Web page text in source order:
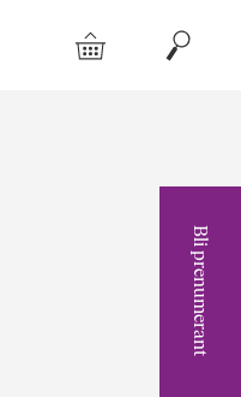
Varukorg Sök
Bli prenumerant